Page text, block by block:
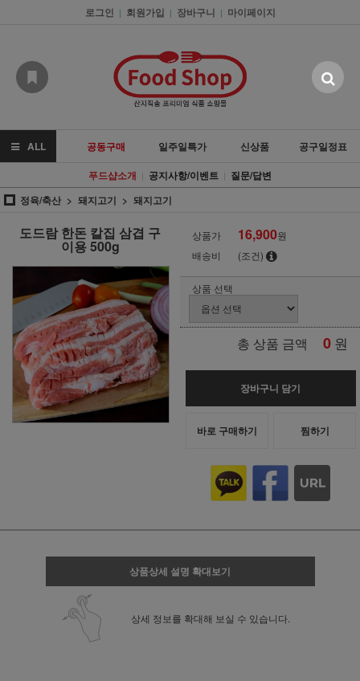
로그인 | 회원가입 | 장바구니 | 마이페이지
ALL 공동구매 일주일특가 신상품
공구일정표
푸드샵소개 | 공지사항/이벤트 | 질문/답변
정육/축산
돼지고기 돼지고기
도드람 한돈 칼집 삼겹 구
이용 500g
상품가 16,900원
배송비
(조건)
상품 선택
총 상품 금액 0 원
장바구니 담기
바로 구매하기 찜하기
상품상세 설명 확대보기
상세 정보를 확대해 보실 수 있습니다.